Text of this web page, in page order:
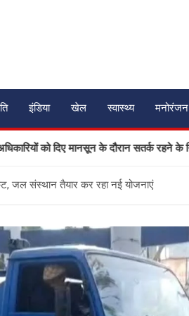
इंडिया खेल स्वास्थ्य मनोरंजन
दिए मानसून के दौरान सतर्क रहने के निर्देश
जल संस्थान तैयार कर रहा नई योजनाएं